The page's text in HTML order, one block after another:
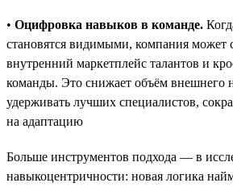
• Оцифровка навыков в команде.
становятся видимыми, компания может
внутренний маркетплейс талантов и
команды. Это снижает объём внешнего
удерживать лучших специалистов,
на адаптацию
Больше инструментов подхода — в
навыкоцентричности: новая логика